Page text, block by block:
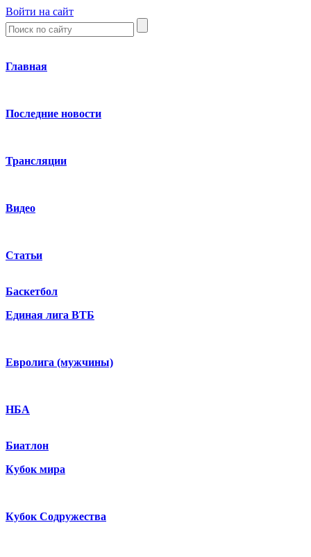
Войти на сайт
Главная
Последние новости
Трансляции
Видео
Статьи
Баскетбол
Единая лига ВТБ
Евролига (мужчины)
НБА
Биатлон
Кубок мира
Кубок Содружества